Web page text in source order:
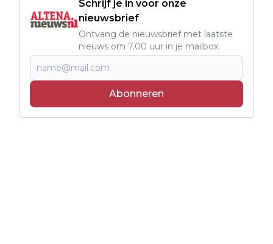
Schrijf je in voor onze
nieuwsbrief
Ontvang de nieuwsbrief met laatste
nieuws om 7.00 uur in je mailbox.
Abonneren